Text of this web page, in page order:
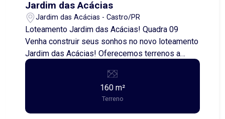
Jardim das Acácias
Jardim das Acácias - Castro/PR
Loteamento Jardim das Acácias! Quadra 09
Venha construir seus sonhos no novo loteamento
Jardim das Acácias! Oferecemos terrenos a
partir de 160,00 metros quadrados, perfeitos
para quem busca uma excelente oportunidade de
investimento ou de morar em uma região
tranquila e com fácil acesso às comodidades da
cidade. Aproveite essa chance de garantir seu
160 m²
Terreno